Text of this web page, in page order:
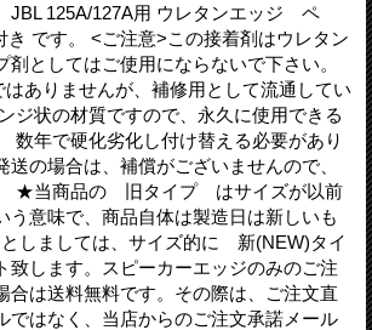
125A/127A用 ウレタンエッジ ペ
です。 <ご注意>この接着剤はウレタン
剤としてはご使用にならないで下さい。
はありませんが、補修用として流通してい
ジ状の材質ですので、永久に使用できる
数年で硬化劣化し付け替える必要があり
送の場合は、補償がございませんので、
★当商品の 旧タイプ はサイズが以前
う意味で、商品自体は製造日は新しいも
しましては、サイズ的に 新(NEW)タイ
致します。スピーカーエッジのみのご注
合は送料無料です。その際は、ご注文直
ではなく、当店からのご注文承諾メール